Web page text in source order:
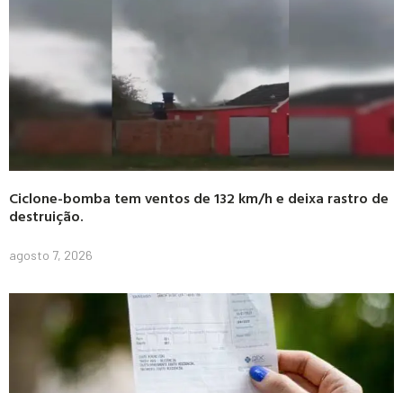
Ciclone-bomba tem ventos de 132 km/h e deixa rastro de
destruição.
agosto 7, 2026